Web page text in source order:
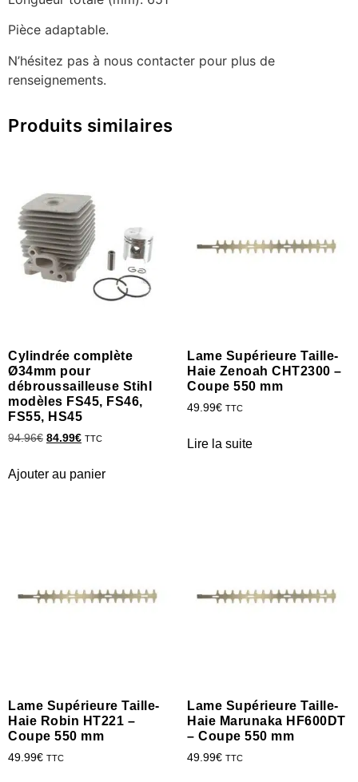
Pièce adaptable.
N’hésitez pas à nous contacter pour plus de
renseignements.
Produits similaires
Cylindrée complète
Ø34mm pour
débroussailleuse Stihl
modèles FS45, FS46,
FS55, HS45
94.96€ 84.99€ TTC
Ajouter au panier
Lame Supérieure Taille-
Haie Zenoah CHT2300 –
Coupe 550 mm
49.99€ TTC
Lire la suite
Lame Supérieure Taille-
Haie Robin HT221 –
Coupe 550 mm
49.99€ TTC
Lame Supérieure Taille-
Haie Marunaka HF600DT
– Coupe 550 mm
49.99€ TTC